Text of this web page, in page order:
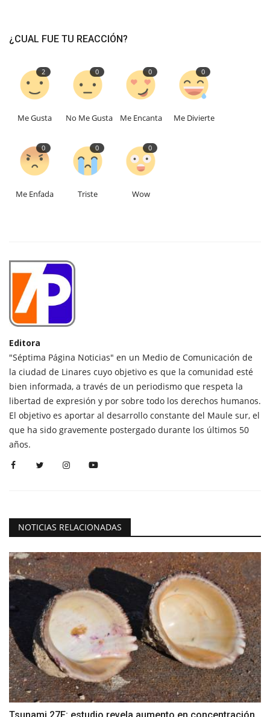
¿CUAL FUE TU REACCIÓN?
2
Me Gusta
0
No Me Gusta
0
Me Encanta
0
Me Divierte
0
Me Enfada
0
Triste
0
Wow
Editora
"Séptima Página Noticias" en un Medio de Comunicación de
la ciudad de Linares cuyo objetivo es que la comunidad esté
bien informada, a través de un periodismo que respeta la
libertad de expresión y por sobre todo los derechos humanos.
El objetivo es aportar al desarrollo constante del Maule sur, el
que ha sido gravemente postergado durante los últimos 50
años.
NOTICIAS RELACIONADAS